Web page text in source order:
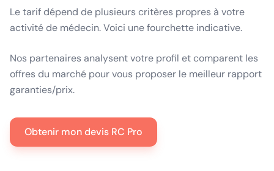
Le tarif dépend de plusieurs critères propres à votre
activité de médecin. Voici une fourchette indicative.
Nos partenaires analysent votre profil et comparent les
offres du marché pour vous proposer le meilleur rapport
garanties/prix.
Obtenir mon devis RC Pro